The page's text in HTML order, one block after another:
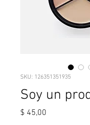
SKU: 126351351935
Soy un
$ 45,00